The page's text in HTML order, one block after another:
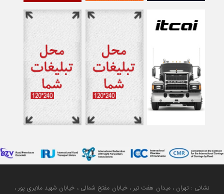
نشانی : تهران ، میدان هفت تیر ، خیابان مفتح شمالی ، خیابان شهید ملایری پور ،